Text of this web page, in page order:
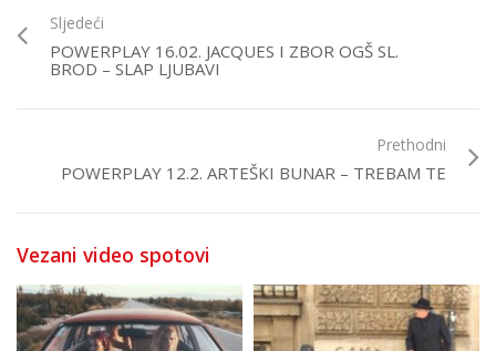
Sljedeći
POWERPLAY 16.02. JACQUES I ZBOR OGŠ SL.
BROD – SLAP LJUBAVI
Prethodni
POWERPLAY 12.2. ARTEŠKI BUNAR – TREBAM TE
Vezani video spotovi